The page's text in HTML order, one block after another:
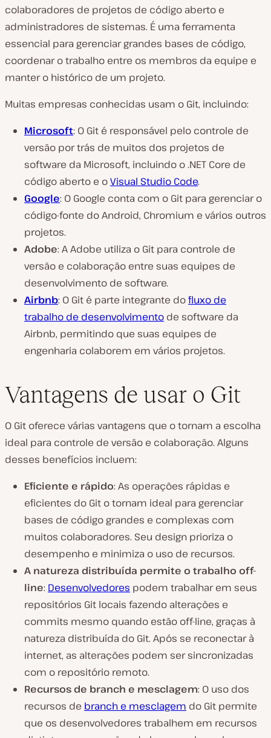
colaboradores de projetos de código aberto e
administradores de sistemas. É uma ferramenta
essencial para gerenciar grandes bases de código,
coordenar o trabalho entre os membros da equipe e
manter o histórico de um projeto.
Muitas empresas conhecidas usam o Git, incluindo:
Microsoft: O Git é responsável pelo controle de
versão por trás de muitos dos projetos de
software da Microsoft, incluindo o .NET Core de
código aberto e oVisual Studio Code.
Google: O Google conta com o Git para gerenciar o
código-fonte do Android, Chromium e vários outros
projetos.
Adobe: A Adobe utiliza o Git para controle de
versão e colaboração entre suas equipes de
desenvolvimento de software.
Airbnb: O Git é parte integrante dofluxo de
trabalho de desenvolvimento de software da
Airbnb, permitindo que suas equipes de
engenharia colaborem em vários projetos.
Vantagens de usar o Git
O Git oferece várias vantagens que o tornam a escolha
ideal para controle de versão e colaboração. Alguns
desses benefícios incluem:
Eficiente e rápido: As operações rápidas e
eficientes do Git o tornam ideal para gerenciar
bases de código grandes e complexas com
muitos colaboradores. Seu design prioriza o
desempenho e minimiza o uso de recursos.
A natureza distribuída permite o trabalho off-
line: Desenvolvedores podem trabalhar em seus
repositórios Git locais fazendo alterações e
commits mesmo quando estão off-line, graças à
natureza distribuída do Git. Após se reconectar à
internet, as alterações podem ser sincronizadas
com o repositório remoto.
Recursos de branch e mesclagem: O uso dos
recursos de branch e mesclagem do Git permite
que os desenvolvedores trabalhem em recursos